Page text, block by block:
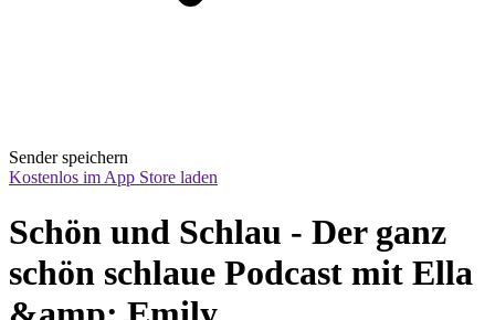
Sender speichern
Kostenlos im App Store laden
Schön und Schlau - Der ganz
schön schlaue Podcast mit Ella